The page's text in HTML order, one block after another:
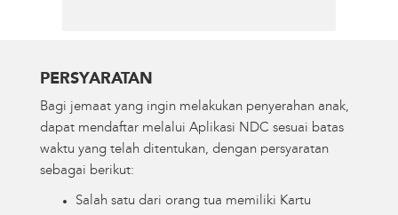
PERSYARATAN
Bagi jemaat yang ingin melakukan penyerahan anak,
dapat mendaftar melalui Aplikasi NDC sesuai batas
waktu yang telah ditentukan, dengan persyaratan
sebagai berikut:
Salah satu dari orang tua memiliki Kartu